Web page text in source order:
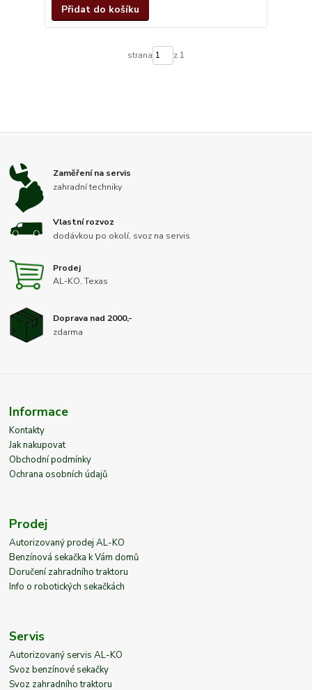
Přidat do košíku
strana z 1
Zaměření na servis
zahradní techniky
Vlastní rozvoz
dodávkou po okolí, svoz na servis
Prodej
AL-KO, Texas
Doprava nad 2000,-
zdarma
Informace
Kontakty
Jak nakupovat
Obchodní podmínky
Ochrana osobních údajů
Prodej
Autorizovaný prodej AL-KO
Benzínová sekačka k Vám domů
Doručení zahradního traktoru
Info o robotických sekačkách
Servis
Autorizovaný servis AL-KO
Svoz benzínové sekačky
Svoz zahradního traktoru